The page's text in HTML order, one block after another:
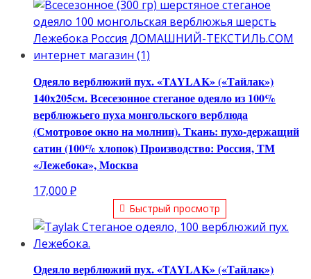
Одеяло верблюжий пух. «TAYLAK» («Тайлак»)
140х205см. Всесезонное стеганое одеяло из 100%
верблюжьего пуха монгольского верблюда
(Смотровое окно на молнии). Ткань: пухо-держащий
сатин (100% хлопок) Производство: Россия, ТМ
«Лежебока», Москва
17,000 ₽
Быстрый просмотр
Одеяло верблюжий пух. «TAYLAK» («Тайлак»)